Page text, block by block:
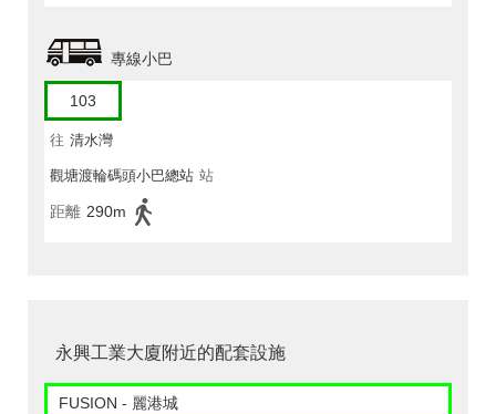
專線小巴
103
往 清水灣
觀塘渡輪碼頭小巴總站 站
距離 290m
永興工業大廈附近的配套設施
FUSION - 麗港城